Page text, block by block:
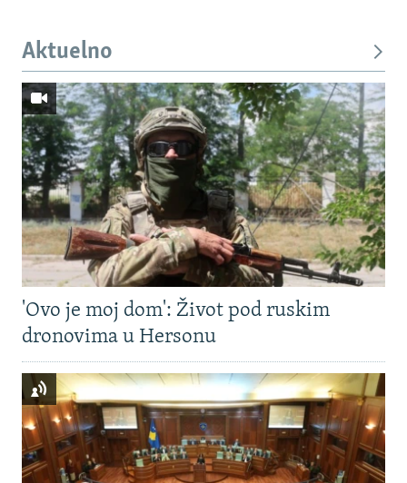
Aktuelno
'Ovo je moj dom': Život pod ruskim
dronovima u Hersonu